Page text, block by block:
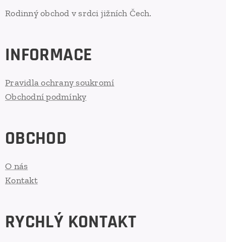
Rodinný obchod v srdci jižních Čech.
INFORMACE
Pravidla ochrany soukromí
Obchodní podmínky
OBCHOD
O nás
Kontakt
RYCHLÝ KONTAKT